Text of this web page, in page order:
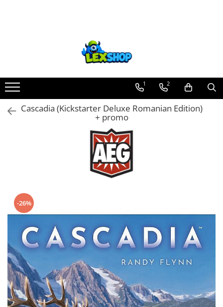
Board Games
Extensii boardgames
Card Games (jocuri cu carti)
Jocuri pentru toata familia
Party Games (jocuri de petrecere)
Puzzle-uri logice
Battletech
Final Girl - solo game
Miniaturi Arkham Horror
Miniaturi HEROCLIX
Accesorii pentru boardgames
1 2
Cascadia (Kickstarter Deluxe Romanian Edition)
+ promo
-26%